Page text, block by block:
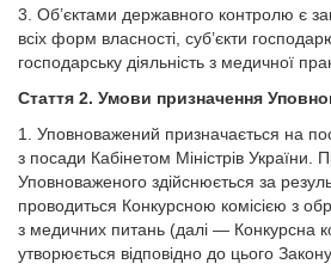
3. Об’єктами державного контролю є
всіх форм власності, суб’єкти
господарську діяльність з медичної
Стаття 2. Умови призначення
1. Уповноважений призначається на
з посади Кабінетом Міністрів України.
Уповноваженого здійснюється за
проводиться Конкурсною комісією з
з медичних питань (далі — Конкурсна
утворюється відповідно до цього Закону.